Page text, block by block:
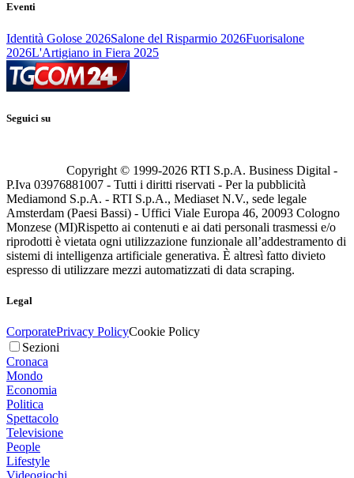
Eventi
Identità Golose 2026Salone del Risparmio 2026Fuorisalone
2026L'Artigiano in Fiera 2025
Seguici su
Copyright © 1999-2026 RTI S.p.A. Business Digital -
P.Iva 03976881007 - Tutti i diritti riservati - Per la pubblicità
Mediamond S.p.A. - RTI S.p.A., Mediaset N.V., sede legale
Amsterdam (Paesi Bassi) - Uffici Viale Europa 46, 20093 Cologno
Monzese (MI)Rispetto ai contenuti e ai dati personali trasmessi e/o
riprodotti è vietata ogni utilizzazione funzionale all’addestramento di
sistemi di intelligenza artificiale generativa. È altresì fatto divieto
espresso di utilizzare mezzi automatizzati di data scraping.
Legal
CorporatePrivacy PolicyCookie Policy
Sezioni
Cronaca
Mondo
Economia
Politica
Spettacolo
Televisione
People
Lifestyle